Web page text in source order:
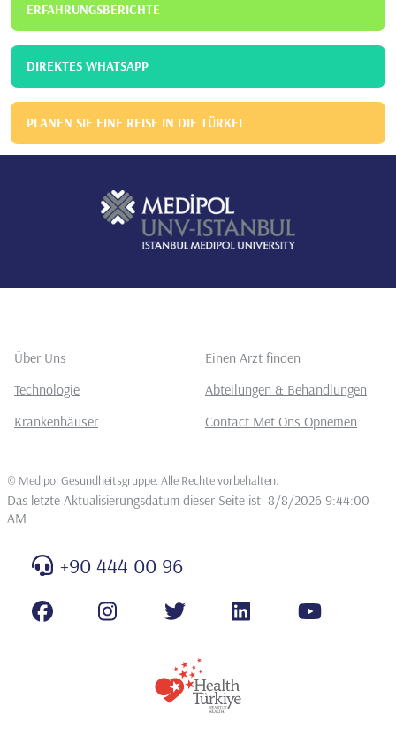
ERFAHRUNGSBERICHTE
DIREKTES WHATSAPP
PLANEN SIE EINE REISE IN DIE TÜRKEI
Über Uns
Einen Arzt finden
Technologie
Abteilungen & Behandlungen
Krankenhäuser
Contact Met Ons Opnemen
© Medipol Gesundheitsgruppe. Alle Rechte vorbehalten
Das letzte Aktualisierungsdatum dieser Seite ist 8/8/2026 9:44:00
AM
+90 444 00 96